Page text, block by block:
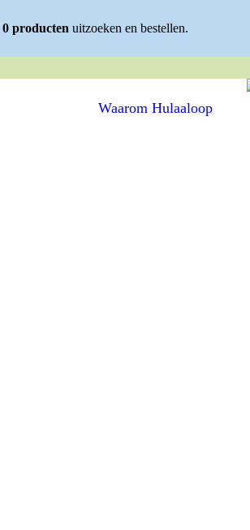
0 producten uitzoeken en bestellen.
Waarom Hulaaloop